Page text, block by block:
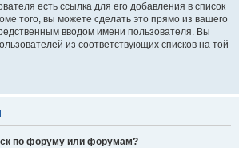
есть ссылка для его добавления в список
того, вы можете сделать это прямо из вашего
вводом имени пользователя. Вы
из соответствующих списков на той
по форуму или форумам?